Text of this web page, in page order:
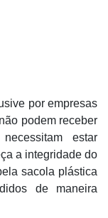
por empresas
podem receber
estar
a integridade do
sacola plástica
de maneira